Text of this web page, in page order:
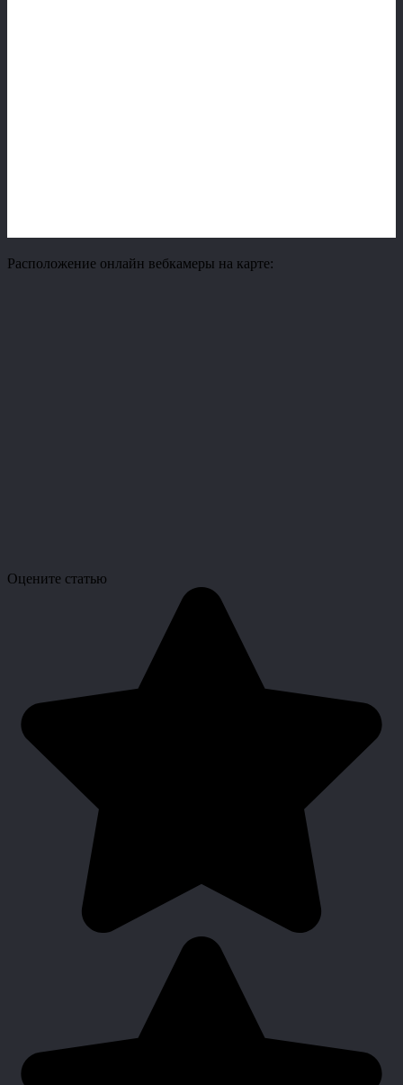
Расположение онлайн вебкамеры на карте:
Оцените статью